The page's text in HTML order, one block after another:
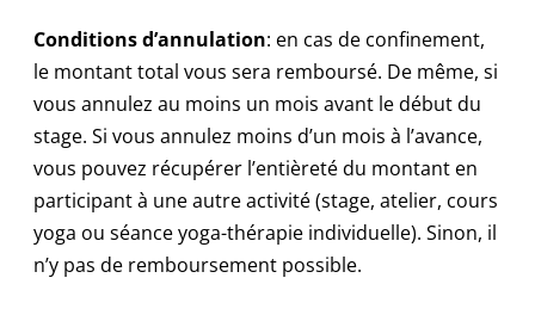
Conditions d’annulation: en cas de confinement,
le montant total vous sera remboursé. De même, si
vous annulez au moins un mois avant le début du
stage. Si vous annulez moins d’un mois à l’avance,
vous pouvez récupérer l’entièreté du montant en
participant à une autre activité (stage, atelier, cours
yoga ou séance yoga-thérapie individuelle). Sinon, il
n’y pas de remboursement possible.